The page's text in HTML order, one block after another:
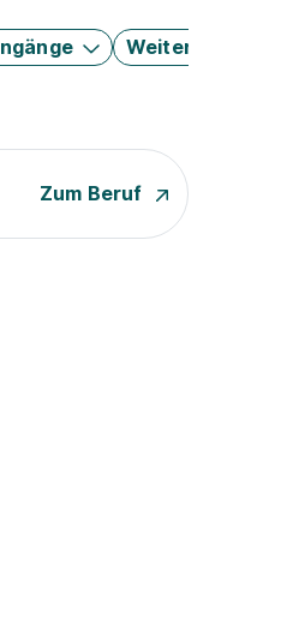
Weitere Filter
Zum Beruf